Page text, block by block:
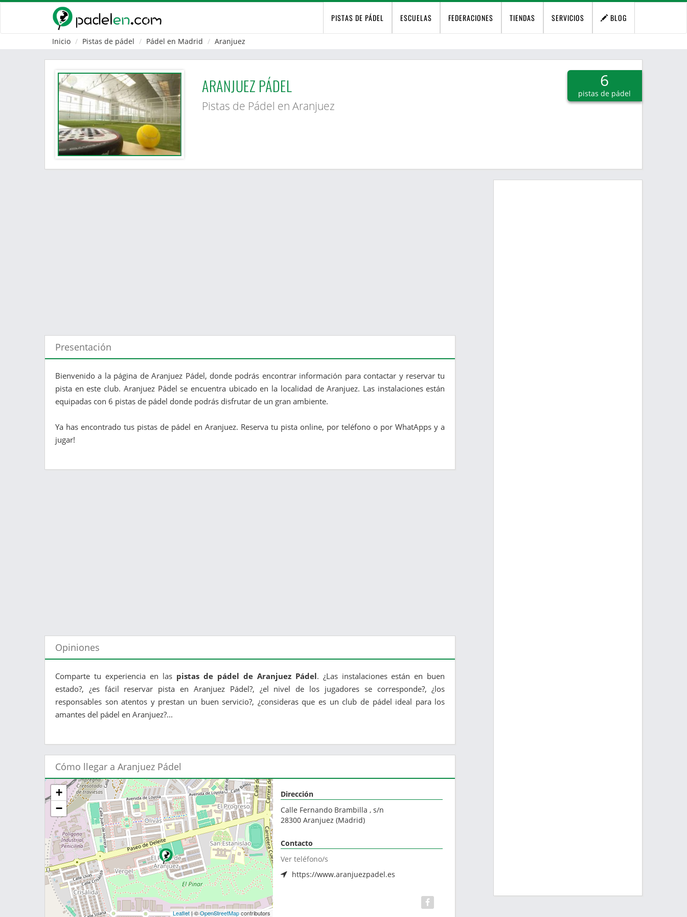
PISTAS DE PÁDEL ESCUELAS FEDERACIONES TIENDAS SERVICIOS BLOG
Inicio Pistas de pádel Pádel en Madrid Aranjuez
ARANJUEZ PÁDEL
Pistas de Pádel en Aranjuez
6
pistas de pádel
Presentación
Bienvenido a la página de Aranjuez Pádel, donde podrás encontrar información para contactar y reservar tu
pista en este club. Aranjuez Pádel se encuentra ubicado en la localidad de Aranjuez. Las instalaciones están
equipadas con 6 pistas de pádel donde podrás disfrutar de un gran ambiente.
Ya has encontrado tus pistas de pádel en Aranjuez. Reserva tu pista online, por teléfono o por WhatApps y a
jugar!
Opiniones
Comparte tu experiencia en las pistas de pádel de Aranjuez Pádel. ¿Las instalaciones están en buen
estado?, ¿es fácil reservar pista en Aranjuez Pádel?, ¿el nivel de los jugadores se corresponde?, ¿los
responsables son atentos y prestan un buen servicio?, ¿consideras que es un club de pádel ideal para los
amantes del pádel en Aranjuez?...
Cómo llegar a Aranjuez Pádel
+
−
Leaflet| ©OpenStreetMapcontributors
Dirección
Calle Fernando Brambilla , s/n
28300 Aranjuez (Madrid)
Contacto
Ver teléfono/s
https://www.aranjuezpadel.es